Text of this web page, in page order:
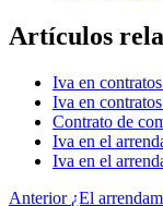
Artículos
Iva en
Iva en
Contrato de
Iva en el
Iva en el
Anterior ¿El